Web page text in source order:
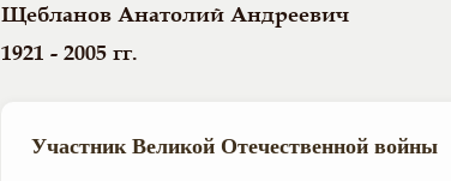
Щебланов Анатолий Андреевич
1921 - 2005 гг.
Участник Великой Отечественной войны